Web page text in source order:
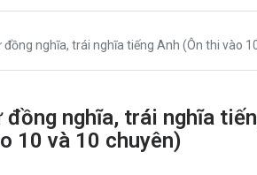
đồng nghĩa, trái nghĩa tiếng Anh (Ôn thi vào
đồng nghĩa, trái nghĩa
10 và 10 chuyên)